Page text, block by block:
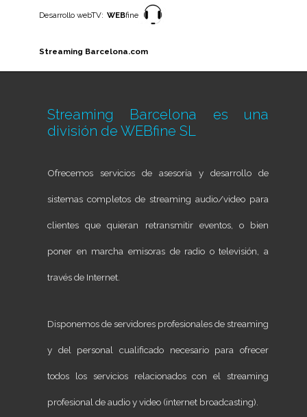
Desarrollo webTV: WEBfine
Streaming Barcelona.com
Streaming Barcelona es una
división de WEBfine SL
Ofrecemos servicios de asesoría y desarrollo de
sistemas completos de streaming audio/video para
clientes que quieran retransmitir eventos, o bien
poner en marcha emisoras de radio o televisión, a
través de Internet.
Disponemos de servidores profesionales de streaming
y del personal cualificado necesario para ofrecer
todos los servicios relacionados con el streaming
profesional de audio y video (internet broadcasting).